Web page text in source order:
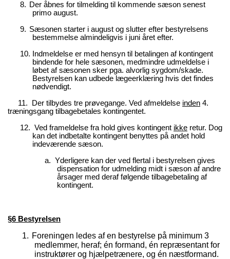
8. Der åbnes for tilmelding til kommende sæson senest
primo august.
9. Sæsonen starter i august og slutter efter bestyrelsens
bestemmelse almindeligvis i juni året efter.
10.
Indmeldelse er med hensyn til betalingen af kontingent
bindende for hele sæsonen, medmindre udmeldelse i
løbet af sæsonen sker pga. alvorlig sygdom/skade.
Bestyrelsen kan udbede lægeerklæring hvis det findes
nødvendigt.
11.
Der tilbydes tre prøvegange. Ved afmeldelse inden 4.
træningsgang tilbagebetales kontingentet.
12. Ved frameldelse fra hold gives kontingent ikke retur. Dog
kan det indbetalte kontingent benyttes på andet hold
indeværende sæson.
a. Yderligere kan der ved flertal i bestyrelsen gives
dispensation for udmelding midt i sæson af andre
årsager med deraf følgende tilbagebetaling af
kontingent.
§6 Bestyrelsen
1. Foreningen ledes af en bestyrelse på minimum 3
medlemmer, heraf; én formand, én repræsentant for
instruktører og hjælpetrænere, og én næstformand.